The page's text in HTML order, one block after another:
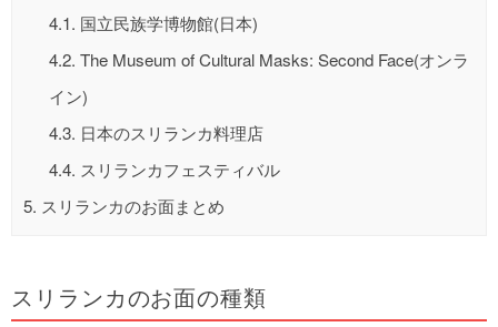
4.1. 国立民族学博物館(日本)
4.2. The Museum of Cultural Masks: Second Face(オンラ
イン)
4.3. 日本のスリランカ料理店
4.4. スリランカフェスティバル
5. スリランカのお面まとめ
スリランカのお面の種類